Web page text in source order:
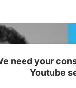
need your
Youtube